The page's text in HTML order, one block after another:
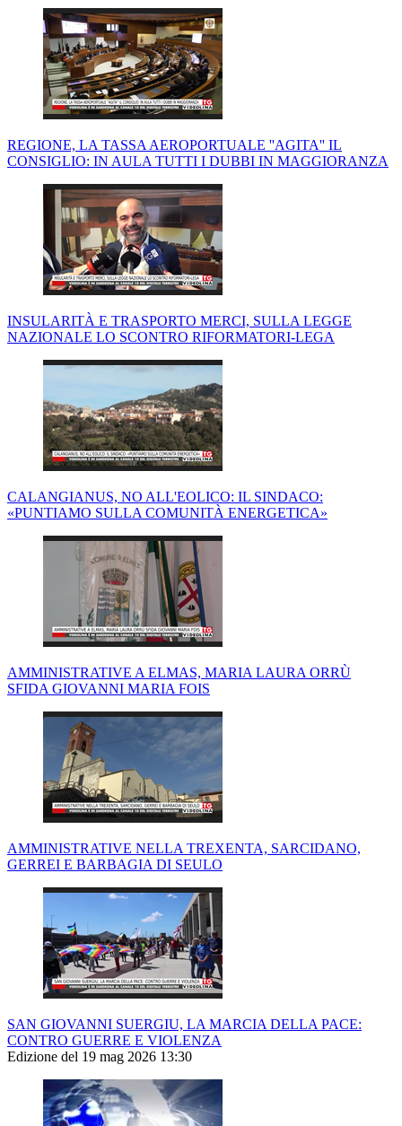
REGIONE, LA TASSA AEROPORTUALE ''AGITA'' IL
CONSIGLIO: IN AULA TUTTI I DUBBI IN MAGGIORANZA
INSULARITÀ E TRASPORTO MERCI, SULLA LEGGE
NAZIONALE LO SCONTRO RIFORMATORI-LEGA
CALANGIANUS, NO ALL'EOLICO: IL SINDACO:
«PUNTIAMO SULLA COMUNITÀ ENERGETICA»
AMMINISTRATIVE A ELMAS, MARIA LAURA ORRÙ
SFIDA GIOVANNI MARIA FOIS
AMMINISTRATIVE NELLA TREXENTA, SARCIDANO,
GERREI E BARBAGIA DI SEULO
SAN GIOVANNI SUERGIU, LA MARCIA DELLA PACE:
CONTRO GUERRE E VIOLENZA
Edizione del 19 mag 2026 13:30